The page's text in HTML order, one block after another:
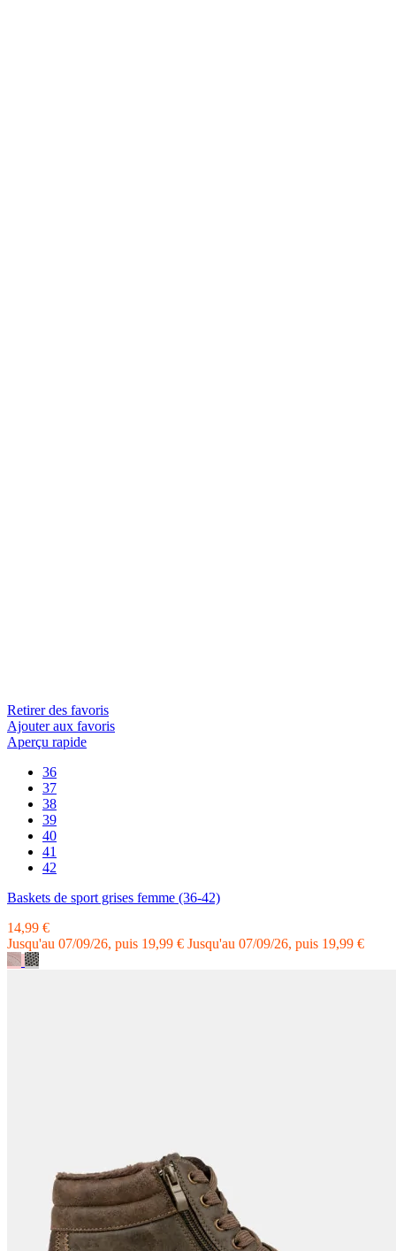
Retirer des favoris
Ajouter aux favoris
Aperçu rapide
36
37
38
39
40
41
42
Baskets de sport grises femme (36-42)
14,99 €
Jusqu'au 07/09/26, puis 19,99 € Jusqu'au 07/09/26, puis 19,99 €